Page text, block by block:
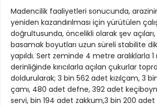
Madencilik faaliyetleri sonucunda,
yeniden kazandırılması için yürütülen
doğrultusunda, öncelikli olarak şev
basamak boyutları uzun süreli stabilite
yapıldı. Sert zeminde 4 metre aralıklarla
derinliğinde kırıcılarla açılan çukurlar
doldurularak; 3 bin 562 adet kızılçam, 3
çamı, 480 adet defne, 392 adet
servi, bin 194 adet zakkum,3 bin 200